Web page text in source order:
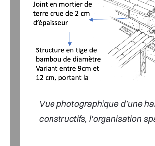
Vue photographique
constructifs, l’organisation